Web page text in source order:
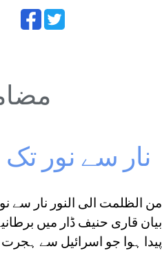
نار سے نور تک
من الظلمت الی النور نار سے
بیان قاری حنیف ڈار میں
پیدا ہوا جو اسرائیل سے ہجرت